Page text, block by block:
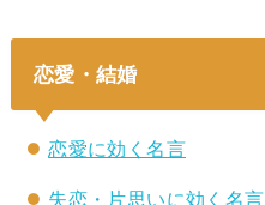
恋愛・結婚
恋愛に効く名言
失恋・片思いに効く名言